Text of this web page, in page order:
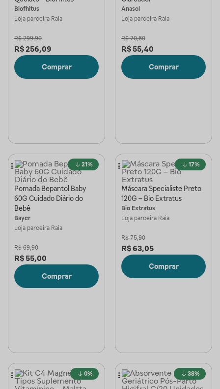
Biofhitus
Loja parceira Raia
R$ 299,90
R$ 256,09
Comprar
Anasol
Loja parceira Raia
R$ 70,80
R$ 55,40
Comprar
21%
Pomada Bepantol Baby
60G Cuidado Diário do
Bebê
Bayer
Loja parceira Raia
R$ 69,90
R$ 55,00
Comprar
17%
Máscara Specialiste Preto
120G – Bio Extratus
Bio Extratus
Loja parceira Raia
R$ 75,90
R$63,05
Comprar
0% 38%